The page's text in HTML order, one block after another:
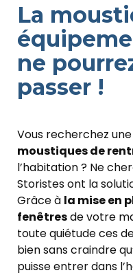
La
ne
passer !
Vous recherchez
moustiques de
l’habitation ? Ne
Storistes ont la
Grâce à la mise en
fenêtresde votre
toute quiétude ces
bien sans craindre
puisse entrer dans